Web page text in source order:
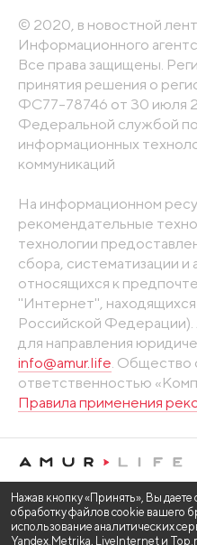
© 2020, в новостной
Информационного
Все права защищены.
принятия решения о
ФС77-78746 от 30 июля
Федеральной службой по
информационных
коммуникаций
На информационном
рекомендательные
технологии
сбора, систематизации и
относящихся к
"Интернет",
Российской
для направления
info@amur.life . Общество
ответственностью
Правила применения
Нажав кнопку «Принять», Вы даете
обработку файлов cookie вашего
использование аналитических
Yandex.Metrika, LiveInternet и